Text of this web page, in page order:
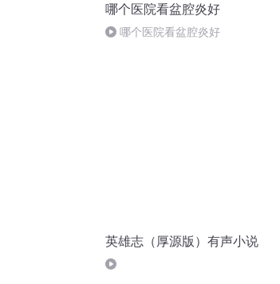
哪个医院看盆腔炎好
哪个医院看盆腔炎好
英雄志（厚源版）有声小说